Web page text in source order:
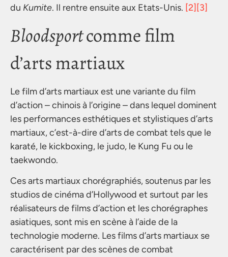
du Kumite. Il rentre ensuite aux Etats-Unis. [2][3]
Bloodsportcomme film
d’arts martiaux
Le film d’arts martiaux est une variante du film
d’action – chinois à l’origine – dans lequel dominent
les performances esthétiques et stylistiques d’arts
martiaux, c’est-à-dire d’arts de combat tels que le
karaté, le kickboxing, le judo, le Kung Fu ou le
taekwondo.
Ces arts martiaux chorégraphiés, soutenus par les
studios de cinéma d’Hollywood et surtout par les
réalisateurs de films d’action et les chorégraphes
asiatiques, sont mis en scène à l’aide de la
technologie moderne. Les films d’arts martiaux se
caractérisent par des scènes de combat